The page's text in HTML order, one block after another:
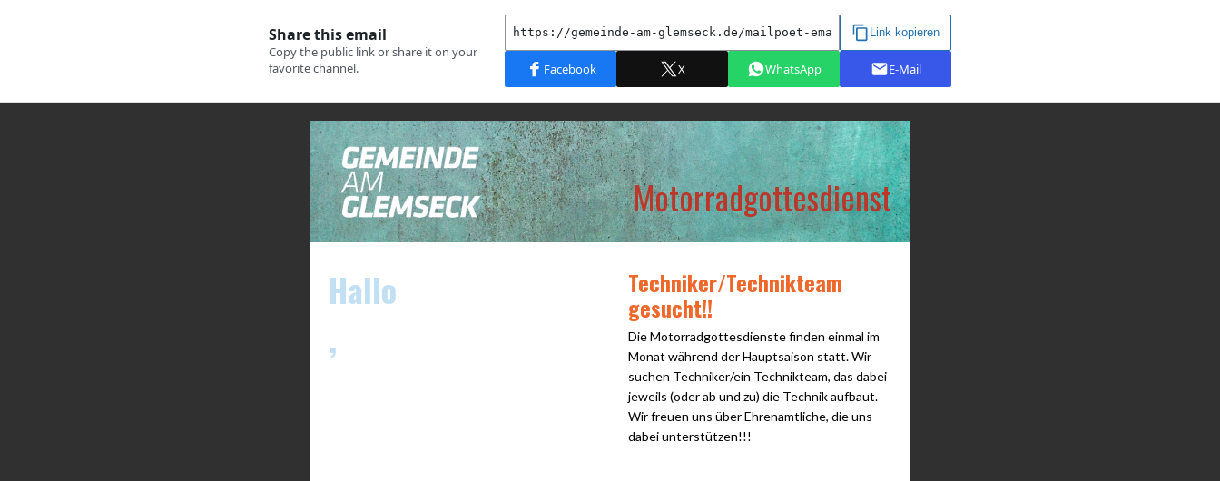
Motorradgottesdienst
Hallo
,
Techniker/Technikteam
gesucht!!
Die Motorradgottesdienste finden einmal im
Monat während der Hauptsaison statt. Wir
suchen Techniker/ein Technikteam, das dabei
jeweils (oder ab und zu) die Technik aufbaut.
Wir freuen uns über Ehrenamtliche, die uns
dabei unterstützen!!!